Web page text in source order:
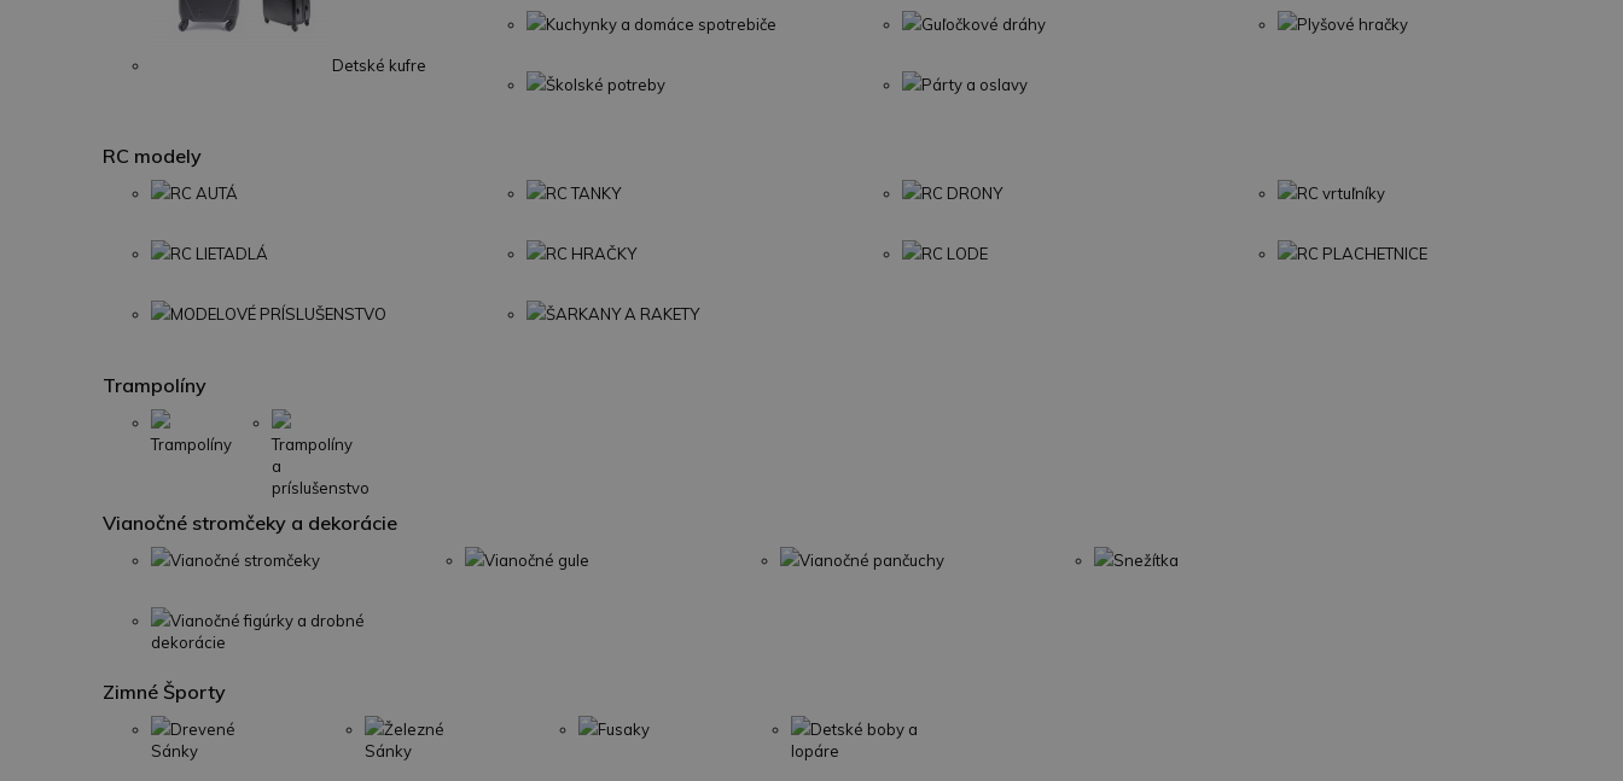
Detské kufre
Kuchynky a domáce spotrebiče Guľočkové dráhy Plyšové hračky
Školské potreby Párty a oslavy
RC modely
RC AUTÁ RC TANKY RC DRONY RC vrtuľníky
RC LIETADLÁ RC HRAČKY RC LODE RC PLACHETNICE
MODELOVÉ PRÍSLUŠENSTVO ŠARKANY A RAKETY
Trampolíny
Trampolíny
Trampolíny
a
príslušenstvo
Vianočné stromčeky a dekorácie
Vianočné stromčeky Vianočné gule Vianočné pančuchy Snežítka
Vianočné figúrky a drobné
dekorácie
Zimné Športy
Drevené
Sánky
Železné
Sánky
Fusaky
Detské boby a
lopáre